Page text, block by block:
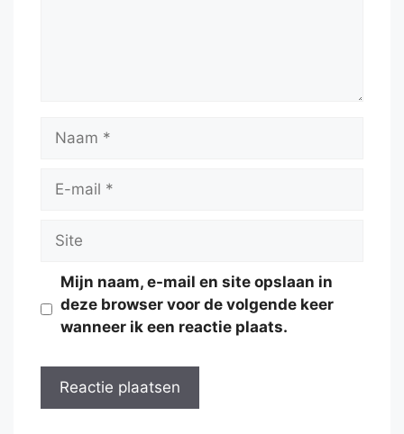
Naam
Site
Mijn naam, e-mail en site opslaan in
deze browser voor de volgende keer
wanneer ik een reactie plaats.